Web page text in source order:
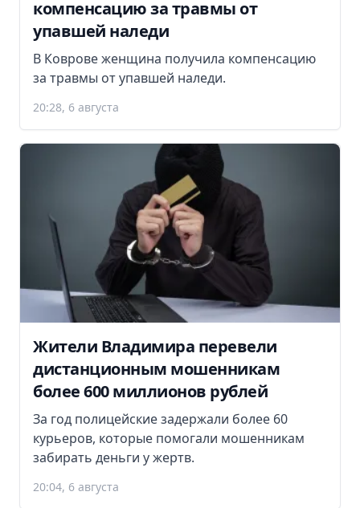
компенсацию за травмы от
упавшей наледи
В Коврове женщина получила компенсацию
за травмы от упавшей наледи.
20:28, 6 августа
Жители Владимира перевели
дистанционным мошенникам
более 600 миллионов рублей
За год полицейские задержали более 60
курьеров, которые помогали мошенникам
забирать деньги у жертв.
20:04, 6 августа